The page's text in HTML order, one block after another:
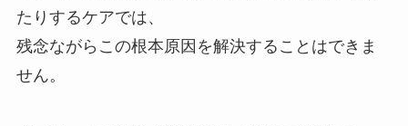
たりするケアでは、
残念ながらこの根本原因を解決することはできま
せん。